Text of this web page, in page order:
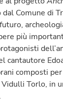
Comune di
più
cantautore
composti
Torlo, in